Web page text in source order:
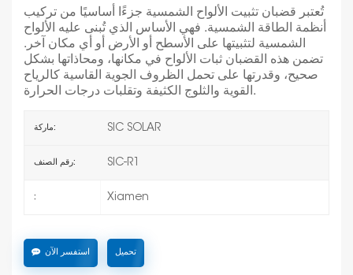
تُعتبر قضبان تثبيت الألواح الشمسية جزءًا أساسيًا من تركيب
أنظمة الطاقة الشمسية. فهي الأساس الذي تُبنى عليه الألواح
الشمسية لتثبيتها على الأسطح أو الأرض أو أي مكان آخر.
تضمن هذه القضبان ثبات الألواح في مكانها، ومحاذاتها بشكل
صحيح، وقدرتها على تحمل الظروف الجوية القاسية كالرياح
القوية والثلوج الكثيفة وتقلبات درجات الحرارة.
ماركة: SIC SOLAR
رقم الصنف: SIC-R1
: Xiamen
استفسر الآن تحميل